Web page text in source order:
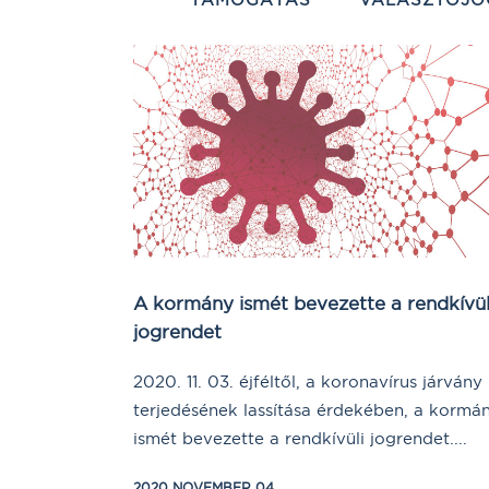
A kormány ismét bevezette a
jogrendet
2020. 11. 03. éjféltől, a koronavírus járvány
terjedésének lassítása érdekében, a
ismét bevezette a rendkívüli jogrendet....